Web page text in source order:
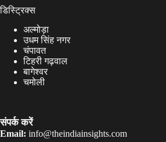
डिस्ट्रिक्स
अल्मोड़ा
उधम सिंह नगर
चंपावत
टिहरी गढ़वाल
बागेश्वर
चमोली
संपर्क करें
Email: info@theindiainsights.com